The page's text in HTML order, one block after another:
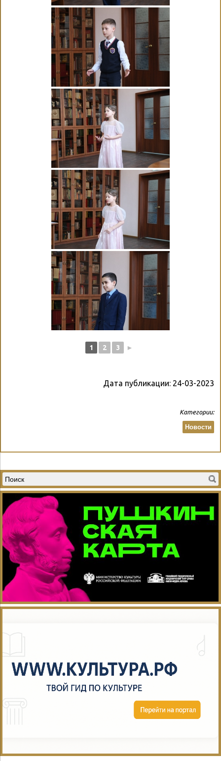
1 2 3 ►
Дата публикации: 24-03-2023
Категории:
Новости